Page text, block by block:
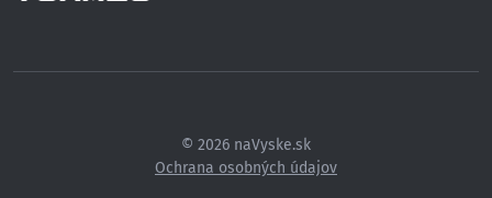
© 2026 naVyske.sk
Ochrana osobných údajov